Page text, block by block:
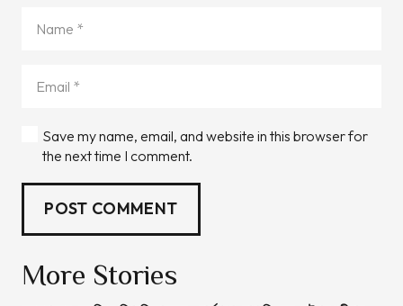
Save my name, email, and website in this browser for
the next time I comment.
POST COMMENT
More Stories